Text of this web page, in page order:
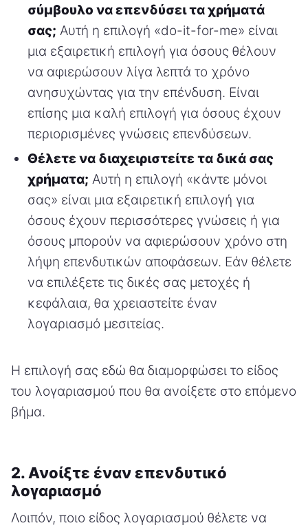
σύμβουλο να επενδύσει τα χρήματά
σας; Αυτή η επιλογή «do-it-for-me» είναι
μια εξαιρετική επιλογή για όσους θέλουν
να αφιερώσουν λίγα λεπτά το χρόνο
ανησυχώντας για την επένδυση. Είναι
επίσης μια καλή επιλογή για όσους έχουν
περιορισμένες γνώσεις επενδύσεων.
Θέλετε να διαχειριστείτε τα δικά σας
χρήματα; Αυτή η επιλογή «κάντε μόνοι
σας» είναι μια εξαιρετική επιλογή για
όσους έχουν περισσότερες γνώσεις ή για
όσους μπορούν να αφιερώσουν χρόνο στη
λήψη επενδυτικών αποφάσεων. Εάν θέλετε
να επιλέξετε τις δικές σας μετοχές ή
κεφάλαια, θα χρειαστείτε έναν
λογαριασμό μεσιτείας.
Η επιλογή σας εδώ θα διαμορφώσει το είδος
του λογαριασμού που θα ανοίξετε στο επόμενο
βήμα.
2. Ανοίξτε έναν επενδυτικό
λογαριασμό
Λοιπόν, ποιο είδος λογαριασμού θέλετε να